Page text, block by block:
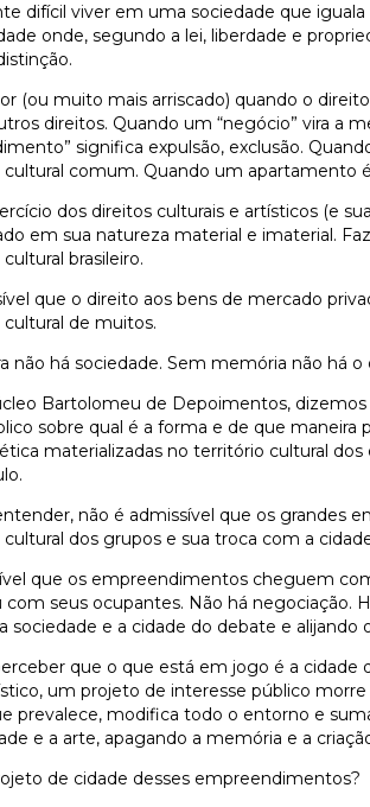
difícil viver em uma sociedade que
onde, segundo a lei, liberdade e
(ou muito mais arriscado) quando o
direitos. Quando um “negócio” vira a
significa expulsão, exclusão.
comum. Quando um apartamento
dos direitos culturais e artísticos (e
em sua natureza material e imaterial.
brasileiro.
que o direito aos bens de mercado
de muitos.
não há sociedade. Sem memória não há o
Bartolomeu de Depoimentos,
sobre qual é a forma e de que
materializadas no território cultural
não é admissível que os grandes
dos grupos e sua troca com a
que os empreendimentos cheguem
seus ocupantes. Não há negociação.
sociedade e a cidade do debate e alijando
que o que está em jogo é a
um projeto de interesse público
prevalece, modifica todo o entorno e
e a arte, apagando a memória e a
de cidade desses empreendimentos?